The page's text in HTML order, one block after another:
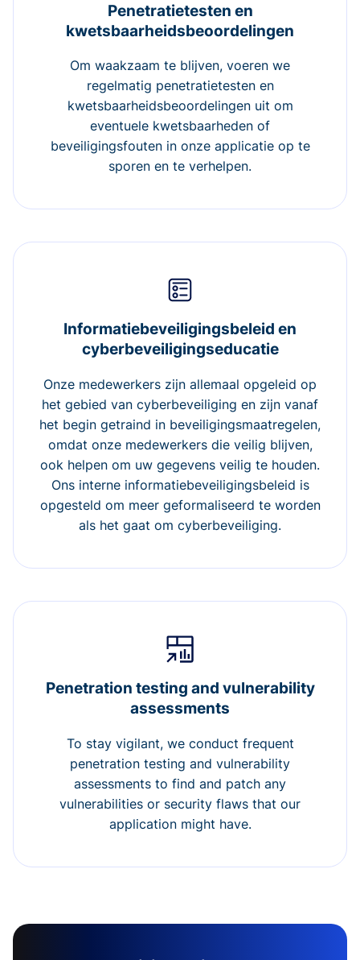
Penetratietesten en
kwetsbaarheidsbeoordelingen
Om waakzaam te blijven, voeren we
regelmatig penetratietesten en
kwetsbaarheidsbeoordelingen uit om
eventuele kwetsbaarheden of
beveiligingsfouten in onze applicatie op te
sporen en te verhelpen.
Informatiebeveiligingsbeleid en
cyberbeveiligingseducatie
Onze medewerkers zijn allemaal opgeleid op
het gebied van cyberbeveiliging en zijn vanaf
het begin getraind in beveiligingsmaatregelen,
omdat onze medewerkers die veilig blijven,
ook helpen om uw gegevens veilig te houden.
Ons interne informatiebeveiligingsbeleid is
opgesteld om meer geformaliseerd te worden
als het gaat om cyberbeveiliging.
Penetration testing and vulnerability
assessments
To stay vigilant, we conduct frequent
penetration testing and vulnerability
assessments to find and patch any
vulnerabilities or security flaws that our
application might have.